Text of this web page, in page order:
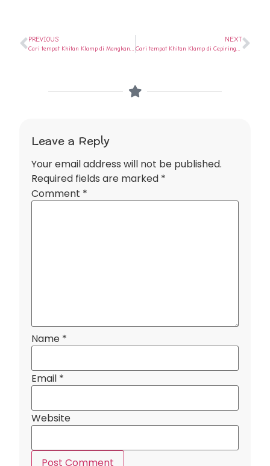
PREVIOUS NEXT
Leave a Reply
Your email address will not be published.
Required fields are marked *
Comment *
Name *
Email *
Website